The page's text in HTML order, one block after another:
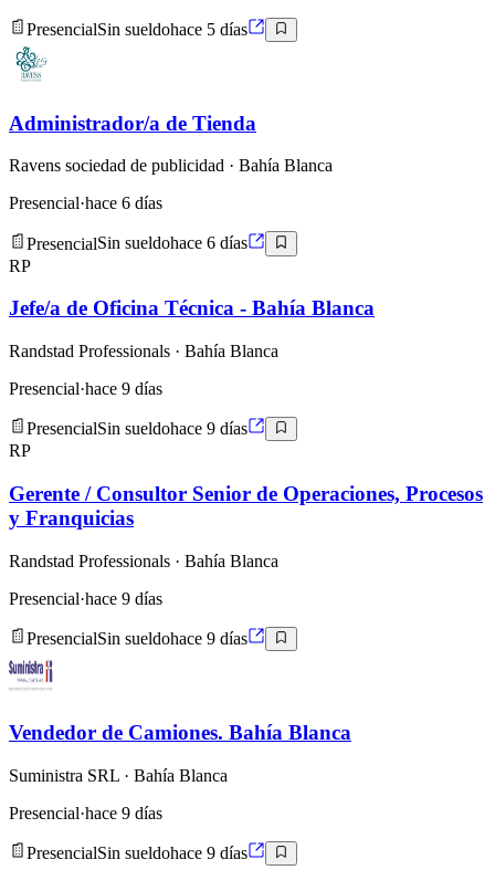
PresencialSin sueldohace 5 días
Administrador/a de Tienda
Ravens sociedad de publicidad · Bahía Blanca
Presencial·hace 6 días
PresencialSin sueldohace 6 días
RP
Jefe/a de Oficina Técnica - Bahía Blanca
Randstad Professionals · Bahía Blanca
Presencial·hace 9 días
PresencialSin sueldohace 9 días
RP
Gerente / Consultor Senior de Operaciones, Procesos
y Franquicias
Randstad Professionals · Bahía Blanca
Presencial·hace 9 días
PresencialSin sueldohace 9 días
Vendedor de Camiones. Bahía Blanca
Suministra SRL · Bahía Blanca
Presencial·hace 9 días
PresencialSin sueldohace 9 días